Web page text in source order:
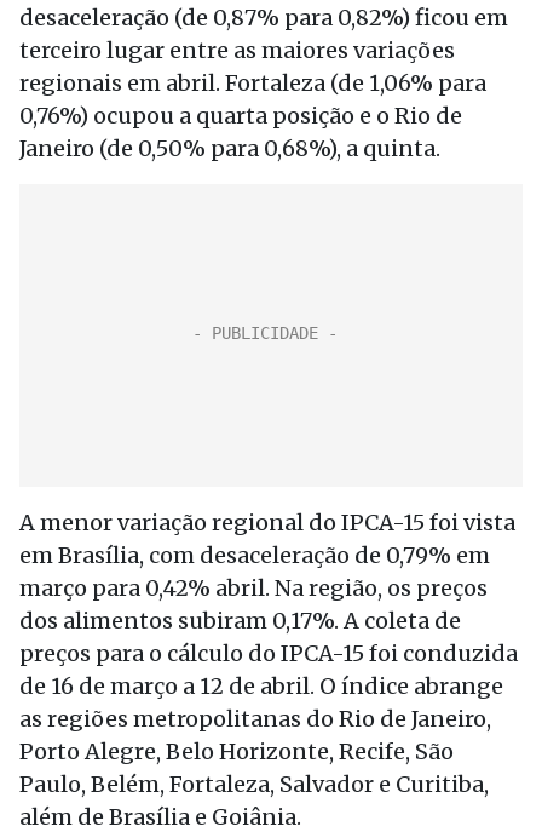
desaceleração (de 0,87% para 0,82%) ficou em
terceiro lugar entre as maiores variações
regionais em abril. Fortaleza (de 1,06% para
0,76%) ocupou a quarta posição e o Rio de
Janeiro (de 0,50% para 0,68%), a quinta.
A menor variação regional do IPCA-15 foi vista
em Brasília, com desaceleração de 0,79% em
março para 0,42% abril. Na região, os preços
dos alimentos subiram 0,17%. A coleta de
preços para o cálculo do IPCA-15 foi conduzida
de 16 de março a 12 de abril. O índice abrange
as regiões metropolitanas do Rio de Janeiro,
Porto Alegre, Belo Horizonte, Recife, São
Paulo, Belém, Fortaleza, Salvador e Curitiba,
além de Brasília e Goiânia.